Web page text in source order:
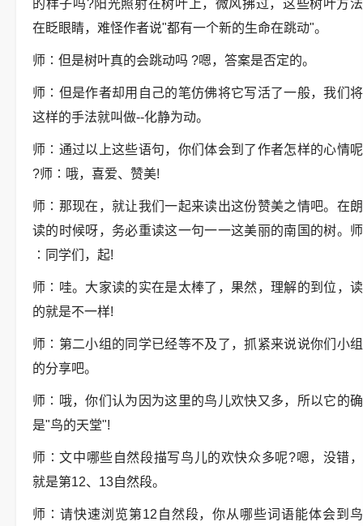
的样子吗?阳光照射在树叶上，微风拂过，这些树叶方法
在眨眼睛，难怪作者说"都有一个新的生命在跳动"。
师∶但是树叶真的会跳动吗 ?嗯，答案是否定的。
师∶但是作者却用自己的笔仿佛将它写活了一般，我们将
这样的手法就叫做--化静为动。
师∶通过以上这些语句，你们体会到了作者怎样的心情呢
?师∶哦，喜爱、赞美!
师∶那现在，就让我们一起来读出这份赞美之情吧。在朗
读的时候呀，务必重读这一句一一这美丽的南国的树。师
∶同学们，起!
师∶哇。大家读的实在是太棒了，果然，理解的到位，读
的就是不一样!
师∶第二小组的同学已经等不及了，抓紧来说说你们小组
的分享吧。
师∶哦，你们认为因为这里的鸟儿欢快又多，所以它的确
是"鸟的天堂"!
师∶文中哪些自然段描写鸟儿的欢快众多呢?嗯，没错，
就是第12、13自然段。
师∶请快速浏览第12自然段，你从哪些词语能体会到鸟